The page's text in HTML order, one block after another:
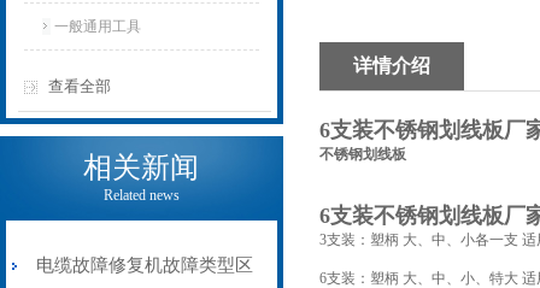
一般通用工具
查看全部
相关新闻
Related news
电缆故障修复机故障类型区
详情介绍
6支装不锈钢划线板厂
不锈钢划线板
6支装不锈钢划线板厂
3支装：塑柄 大、中、小各一支 适
6支装：塑柄 大、中、小、特大 适